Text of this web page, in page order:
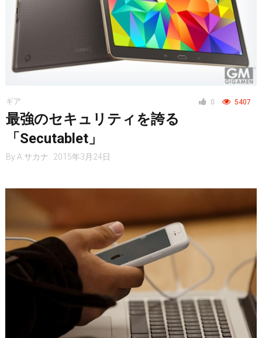
0 5407
ギア
最強のセキュリティを誇る
「Secutablet」
By A.サカナ 2015年3月24日